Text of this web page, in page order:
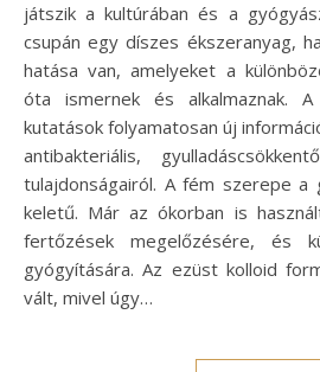
játszik a kultúrában és a
csupán egy díszes ékszeranyag,
hatása van, amelyeket a
óta ismernek és alkalmaznak.
kutatások folyamatosan új
antibakteriális,
tulajdonságairól. A fém szerepe a
keletű. Már az ókorban is
fertőzések megelőzésére, és
gyógyítására. Az ezüst kolloid
vált, mivel úgy…